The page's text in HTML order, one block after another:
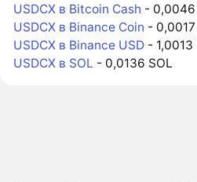
USDCX в Bitcoin Cash - 0,0046
USDCX в Binance Coin -
USDCX в Binance USD - 1,0013
USDCX в SOL - 0,0136 SOL